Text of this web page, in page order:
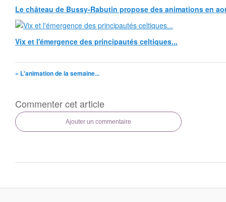
Le château de Bussy-Rabutin propose des animations en
Vix et l'émergence des principautés celtiques...
« L'animation de la semaine...
Commenter cet article
Ajouter un commentaire